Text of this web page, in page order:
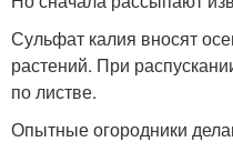
Сульфат калия вносят
растений. При
по листве.
Опытные огородники